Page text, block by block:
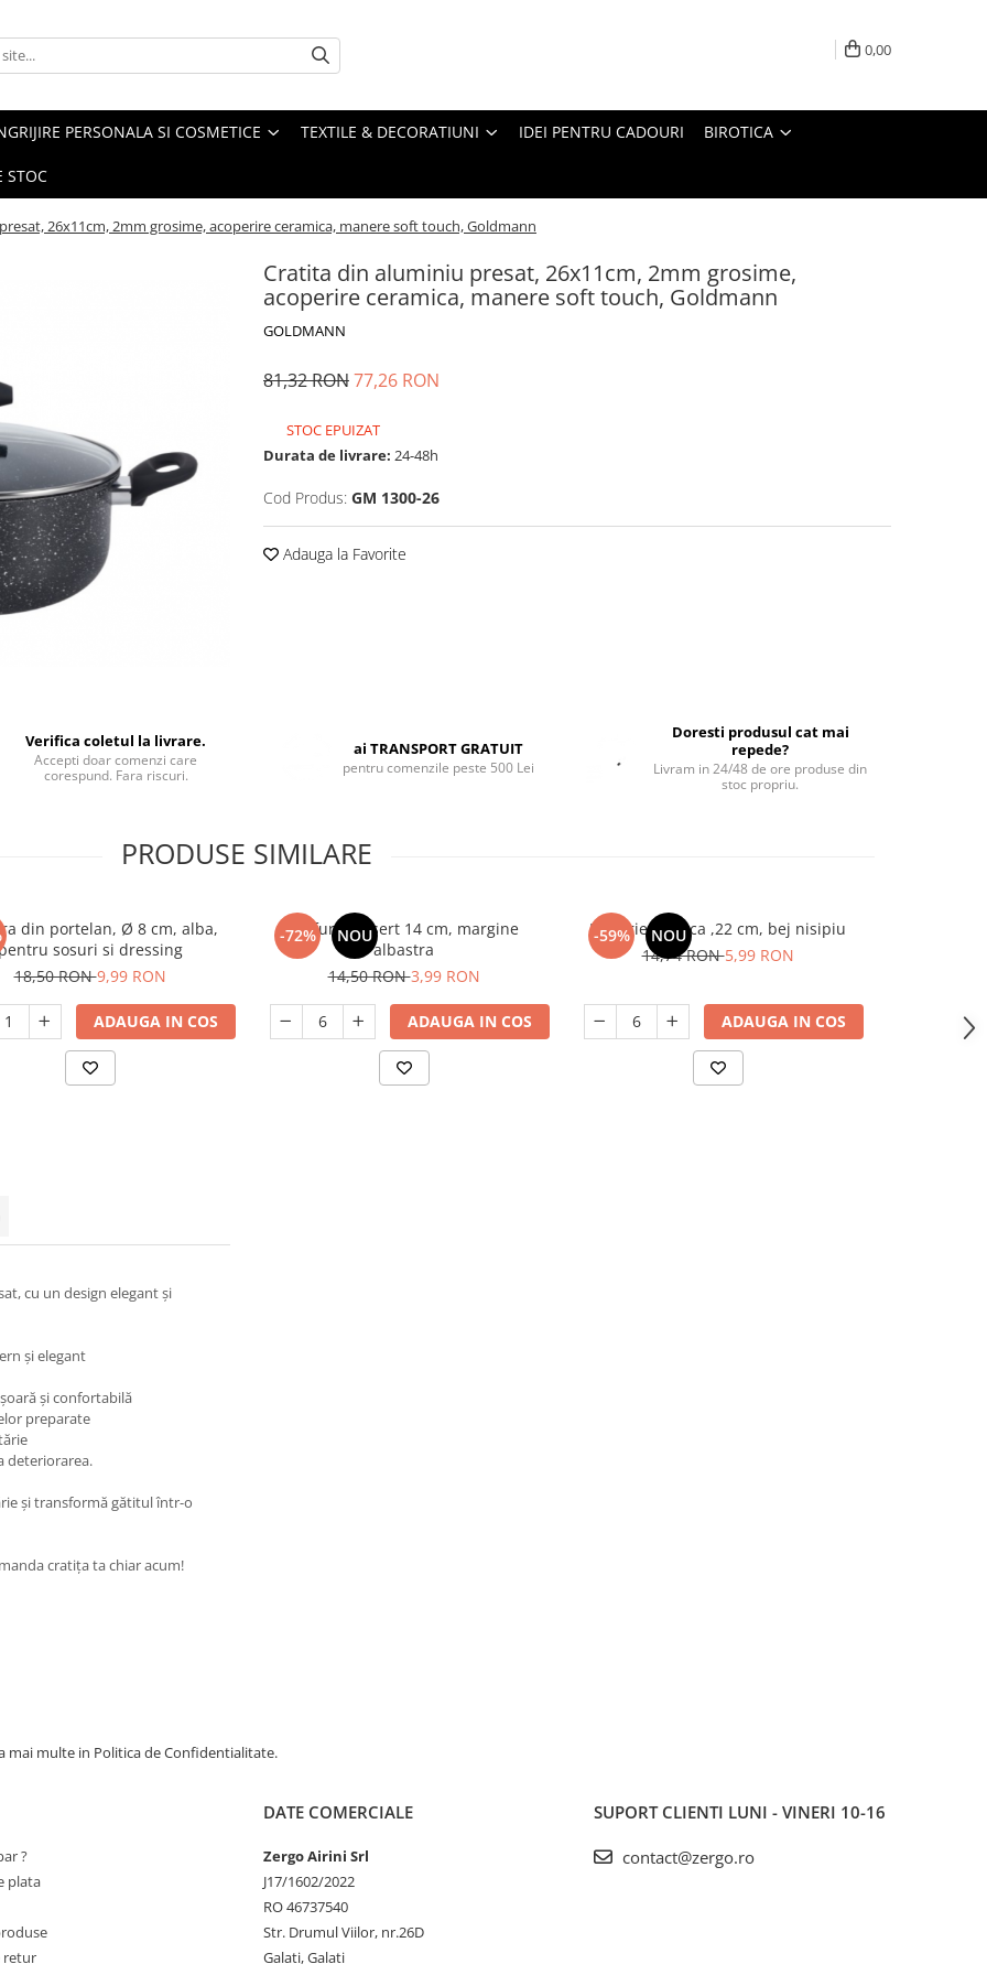
0,00
PERSONALA SI COSMETICE TEXTILE & DECORATIUNI IDEI PENTRU CADOURI BIROTICA
STOC
26x11cm, 2mm grosime, acoperire ceramica, manere soft touch, Goldmann
Cratita din aluminiu presat, 26x11cm, 2mm grosime,
acoperire ceramica, manere soft touch, Goldmann
GOLDMANN
81,32 RON77,26 RON
STOC EPUIZAT
Durata de livrare: 24-48h
Cod Produs: GM 1300-26
Adauga la Favorite
Verifica coletul la livrare.
Accepti doar comenzi care
corespund. Fara riscuri.
ai TRANSPORT GRATUIT
pentru comenzile peste 500 Lei
Doresti produsul cat mai
repede?
Livram in 24/48 de ore produse din
stoc propriu.
PRODUSE SIMILARE
din portelan, Ø 8 cm, alba,
sosuri si dressing
18,50 RON9,99 RON
ADAUGA IN COS
-72% NOU
Farfurie desert 14 cm, margine
albastra
14,50 RON3,99 RON
ADAUGA IN COS
-59% NOU
Farfurie adanca ,22 cm, bej nisipiu
14,74 RON5,99 RON
ADAUGA IN COS
cu un design elegant și
și elegant
și confortabilă
preparate
deteriorarea.
și transformă gătitul într-o
cratița ta chiar acum!
mai multe in Politica de Confidentialitate.
?
plata
retur
DATE COMERCIALE
Zergo Airini Srl
J17/1602/2022
RO 46737540
Str. Drumul Viilor, nr.26D
Galati, Galati
SUPORT CLIENTI LUNI - VINERI 10-16
contact@zergo.ro